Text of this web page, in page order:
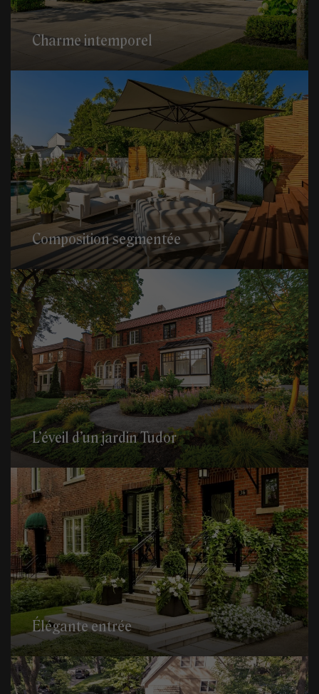
Charme intemporel
Composition segmentée
L’éveil d’un jardin Tudor
Élégante entrée